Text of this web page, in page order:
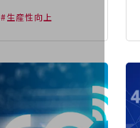
#生産性向上